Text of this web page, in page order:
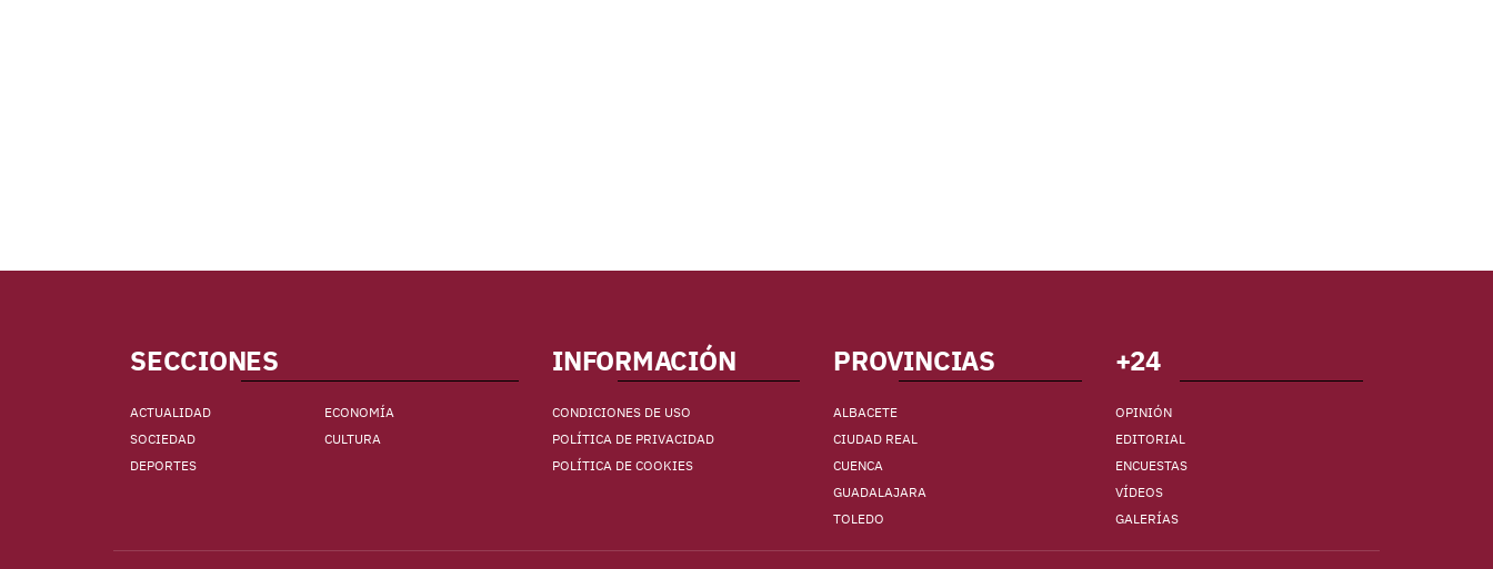
SECCIONES
ACTUALIDAD
ECONOMÍA
SOCIEDAD
CULTURA
DEPORTES
INFORMACIÓN
CONDICIONES DE USO
POLÍTICA DE PRIVACIDAD
POLÍTICA DE COOKIES
PROVINCIAS
ALBACETE
CIUDAD REAL
CUENCA
GUADALAJARA
TOLEDO
+24
OPINIÓN
EDITORIAL
ENCUESTAS
VÍDEOS
GALERÍAS